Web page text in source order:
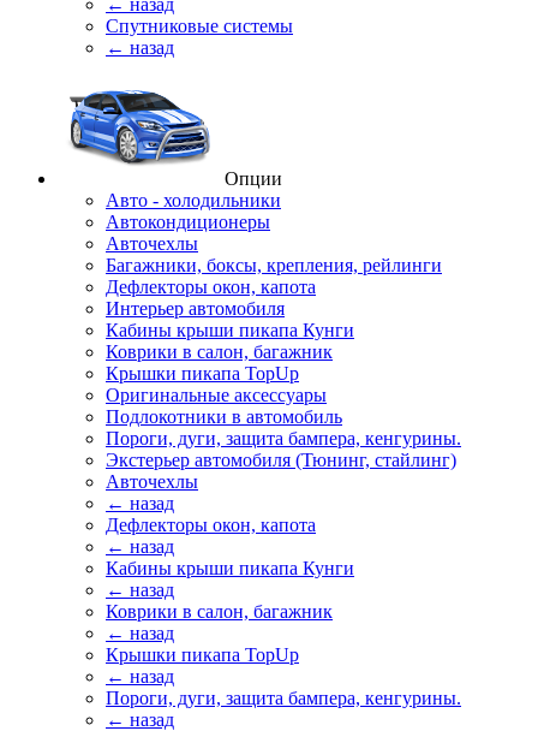
← назад
Спутниковые системы
← назад
Опции
Авто - холодильники
Автокондиционеры
Авточехлы
Багажники, боксы, крепления, рейлинги
Дефлекторы окон, капота
Интерьер автомобиля
Кабины крыши пикапа Кунги
Коврики в салон, багажник
Крышки пикапа TopUp
Оригинальные аксессуары
Подлокотники в автомобиль
Пороги, дуги, защита бампера, кенгурины.
Экстерьер автомобиля (Тюнинг, стайлинг)
Авточехлы
← назад
Дефлекторы окон, капота
← назад
Кабины крыши пикапа Кунги
← назад
Коврики в салон, багажник
← назад
Крышки пикапа TopUp
← назад
Пороги, дуги, защита бампера, кенгурины.
← назад